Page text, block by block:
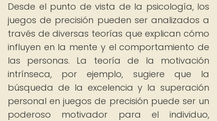
Desde el punto de vista de la psicología, los
juegos de precisión pueden ser analizados a
través de diversas teorías que explican cómo
influyen en la mente y el comportamiento de
las personas. La teoría de la motivación
intrínseca, por ejemplo, sugiere que la
búsqueda de la excelencia y la superación
personal en juegos de precisión puede ser un
poderoso motivador para el individuo,